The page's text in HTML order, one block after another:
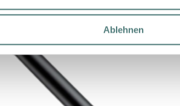
Ablehnen